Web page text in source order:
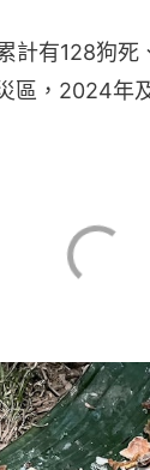
計有128狗死
區，2024年